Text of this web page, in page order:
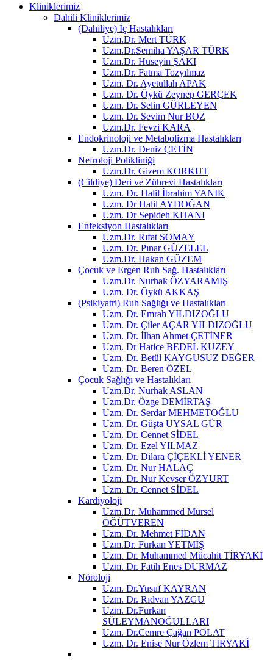
Kliniklerimiz
Dahili Kliniklerimiz
(Dahiliye) İç Hastalıkları
Uzm.Dr. Mert TÜRK
Uzm.Dr.Semiha YAŞAR TÜRK
Uzm.Dr. Hüseyin ŞAKI
Uzm.Dr. Fatma Tozyılmaz
Uzm. Dr. Ayetullah APAK
Uzm. Dr. Öykü Zeynep GERÇEK
Uzm. Dr. Selin GÜRLEYEN
Uzm. Dr. Sevim Nur BOZ
Uzm.Dr. Fevzi KARA
Endokrinoloji ve Metabolizma Hastalıkları
Uzm.Dr. Deniz ÇETİN
Nefroloji Polikliniği
Uzm.Dr. Gizem KORKUT
(Cildiye) Deri ve Zührevi Hastalıkları
Uzm. Dr. Halil İbrahim YANIK
Uzm. Dr Halil AYDOĞAN
Uzm. Dr Sepideh KHANI
Enfeksiyon Hastalıkları
Uzm.Dr. Rıfat SOMAY
Uzm. Dr. Pınar GÜZELEL
Uzm.Dr. Hakan GÜZEM
Çocuk ve Ergen Ruh Sağ. Hastalıkları
Uzm.Dr. Nurhak ÖZYARAMIŞ
Uzm. Dr. Öykü AKKAŞ
(Psikiyatri) Ruh Sağlığı ve Hastalıkları
Uzm. Dr. Emrah YILDIZOĞLU
Uzm. Dr. Çiler AÇAR YILDIZOĞLU
Uzm. Dr. İlhan Ahmet ÇETİNER
Uzm. Dr Hatice BEDEL KUZEY
Uzm. Dr. Betül KAYGUSUZ DEĞER
Uzm. Dr. Beren ÖZEL
Çocuk Sağlığı ve Hastalıkları
Uzm.Dr. Nurhak ASLAN
Uzm.Dr. Özge DEMİRTAŞ
Uzm. Dr. Serdar MEHMETOĞLU
Uzm. Dr. Güşta UYSAL GÜR
Uzm. Dr. Cennet SİDEL
Uzm. Dr. Ezel YILMAZ
Uzm. Dr. Dilara ÇİÇEKLİ YENER
Uzm. Dr. Nur HALAÇ
Uzm. Dr. Nur Kevser ÖZYURT
Uzm. Dr. Cennet SİDEL
Kardiyoloji
Uzm.Dr. Muhammed Mürsel
ÖĞÜTVEREN
Uzm. Dr. Mehmet FİDAN
Uzm.Dr. Furkan YETMİŞ
Uzm. Dr. Muhammed Mücahit TİRYAKİ
Uzm. Dr. Fatih Enes DURMAZ
Nöroloji
Uzm. Dr.Yusuf KAYRAN
Uzm. Dr. Rıdvan YAZGU
Uzm. Dr.Furkan
SÜLEYMANOĞULLARI
Uzm. Dr.Cemre Çağan POLAT
Uzm. Dr. Enise Nur Özlem TİRYAKİ